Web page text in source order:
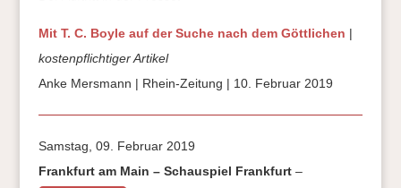
Mit T. C. Boyle auf der Suche nach dem Göttlichen |
kostenpflichtiger Artikel
Anke Mersmann | Rhein-Zeitung | 10. Februar 2019
Samstag, 09. Februar 2019
Frankfurt am Main – Schauspiel Frankfurt–